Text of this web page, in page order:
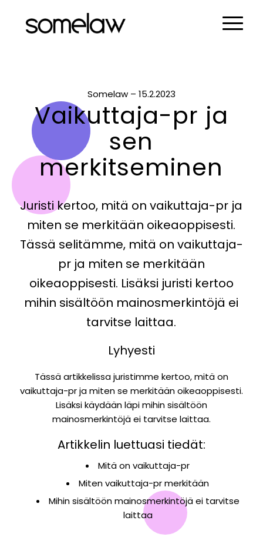
Somelaw – 15.2.2023
Vaikuttaja-pr ja
sen
merkitseminen
Juristi kertoo, mitä on vaikuttaja-pr ja
miten se merkitään oikeaoppisesti.
Tässä selitämme, mitä on vaikuttaja-
pr ja miten se merkitään
oikeaoppisesti. Lisäksi juristi kertoo
mihin sisältöön mainosmerkintöjä ei
tarvitse laittaa.
Lyhyesti
Tässä artikkelissa juristimme kertoo, mitä on
vaikuttaja-pr ja miten se merkitään oikeaoppisesti.
Lisäksi käydään läpi mihin sisältöön
mainosmerkintöjä ei tarvitse laittaa.
Artikkelin luettuasi tiedät:
Mitä on vaikuttaja-pr
Miten vaikuttaja-pr merkitään
Mihin sisältöön mainosmerkintöjä ei tarvitse
laittaa